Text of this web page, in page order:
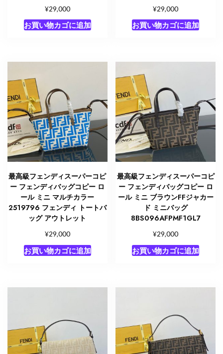
¥29,000
お買い物カゴに追加
¥29,000
お買い物カゴに追加
最高級フェンディスーパーコピ
ー フェンディバッグコピー ロ
ール ミニ マルチカラー
2519796 フェンディ トートバ
ッグ アウトレット
¥29,000
お買い物カゴに追加
最高級フェンディスーパーコピ
ー フェンディバッグコピー ロ
ール ミニ ブラウンFFジャカー
ド ミニバッグ
8BS096AFPMF1GL7
¥29,000
お買い物カゴに追加